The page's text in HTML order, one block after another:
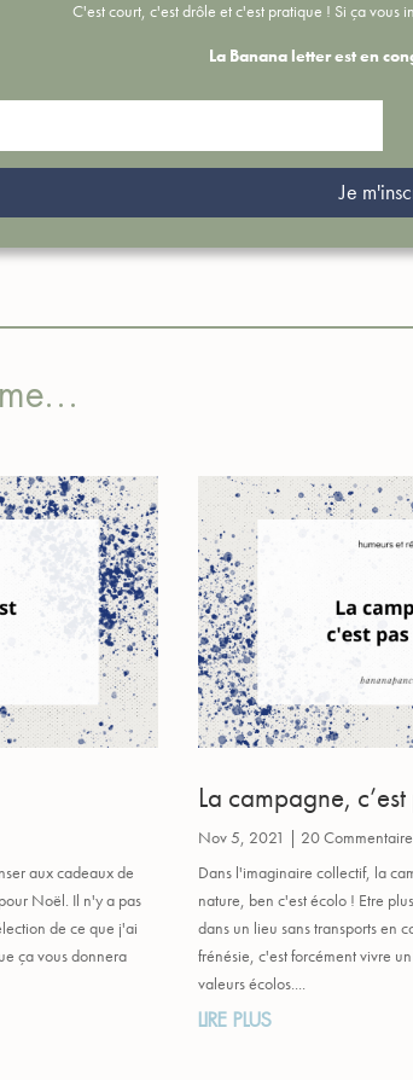
C'est court, c'est drôle et c'est pratique ! Si ça vous
La Banana letter est en
Je
aux cadeaux de
Noël. Il n'y a pas
de ce que j'ai
ça vous donnera
La campagne,
Nov 5, 2021 | 20
Dans l'imaginaire collectif, la
nature, ben c'est écolo ! Etre
dans un lieu sans transports en
frénésie, c'est forcément vivre
valeurs écolos....
LIRE PLUS